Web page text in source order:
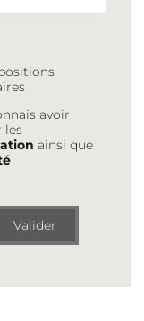
avoir
les
ainsi que
Valider